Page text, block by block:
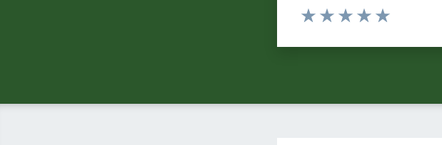
Valuta da 1 a 5 stelle la pagina